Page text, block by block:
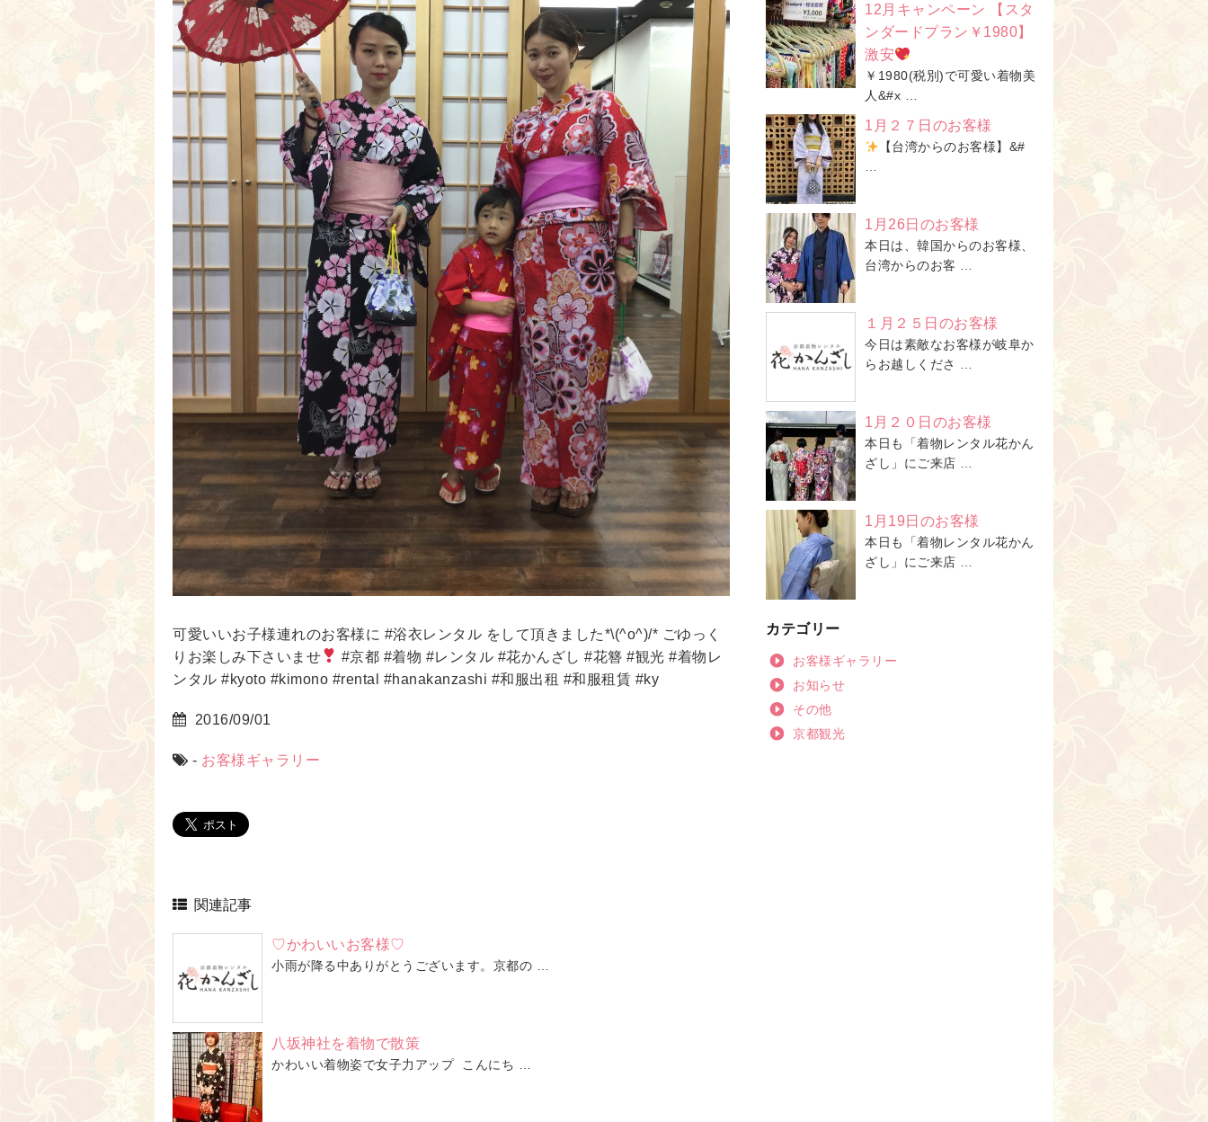
可愛いいお子様連れのお客様に #浴衣レンタル をして頂きました*\(^o^)/* ごゆっく
りお楽しみ下さいませ
#京都 #着物 #レンタル #花かんざし #花簪 #観光 #着物レ
ンタル #kyoto #kimono #rental #hanakanzashi #和服出租 #和服租賃 #ky
2016/09/01
- お客様ギャラリー
関連記事
♡かわいいお客様♡
小雨が降る中ありがとうございます。京都の …
八坂神社を着物で散策
かわいい着物姿で女子力アップ こんにち …
12月キャンペーン 【スタ
ンダードプラン￥1980】
激安
￥1980(税別)で可愛い着物美
人&#x …
1月２７日のお客様
【台湾からのお客様】&#
…
1月26日のお客様
本日は、韓国からのお客様、
台湾からのお客 …
１月２５日のお客様
今日は素敵なお客様が岐阜か
らお越しくださ …
1月２０日のお客様
本日も「着物レンタル花かん
ざし」にご来店 …
1月19日のお客様
本日も「着物レンタル花かん
ざし」にご来店 …
カテゴリー
お客様ギャラリー
お知らせ
その他
京都観光